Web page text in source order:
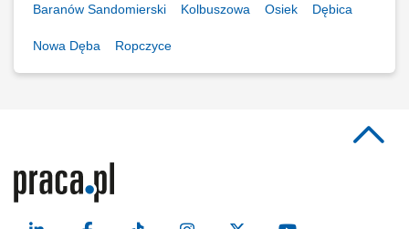
Baranów Sandomierski Kolbuszowa Osiek Dębica
Nowa Dęba Ropczyce